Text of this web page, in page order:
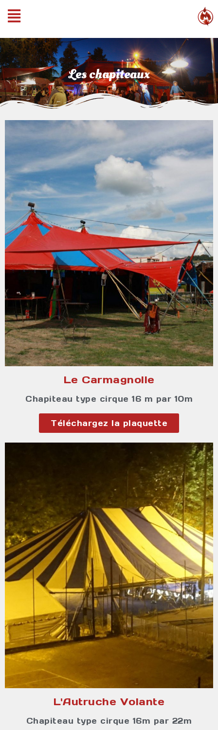
Les chapiteaux
Le Carmagnolle
Chapiteau type cirque 16 m par 10m
Téléchargez la plaquette
L'Autruche Volante
Chapiteau type cirque 16m par 22m